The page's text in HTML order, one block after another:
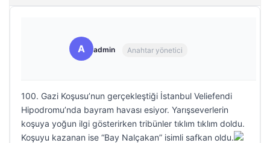
A admin Anahtar yönetici
100. Gazi Koşusu’nun gerçekleştiği İstanbul Veliefendi
Hipodromu’nda bayram havası esiyor. Yarışseverlerin
koşuya yoğun ilgi gösterirken tribünler tıklım tıklım doldu.
Koşuyu kazanan ise “Bay Nalçakan” isimli safkan oldu.